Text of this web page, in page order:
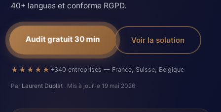
40+ langues et conforme RGPD.
Audit gratuit 30 min Voir la solution
★★★★★ +340 entreprises — France, Suisse, Belgique
Par Laurent Duplat · Mis à jour le 19 mai 2026